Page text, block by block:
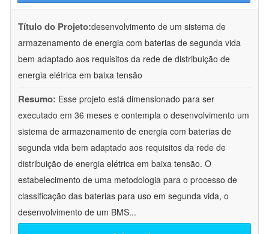
Título do Projeto:desenvolvimento de um sistema de
armazenamento de energia com baterias de segunda vida
bem adaptado aos requisitos da rede de distribuição de
energia elétrica em baixa tensão
Resumo: Esse projeto está dimensionado para ser
executado em 36 meses e contempla o desenvolvimento um
sistema de armazenamento de energia com baterias de
segunda vida bem adaptado aos requisitos da rede de
distribuição de energia elétrica em baixa tensão. O
estabelecimento de uma metodologia para o processo de
classificação das baterias para uso em segunda vida, o
desenvolvimento de um BMS...